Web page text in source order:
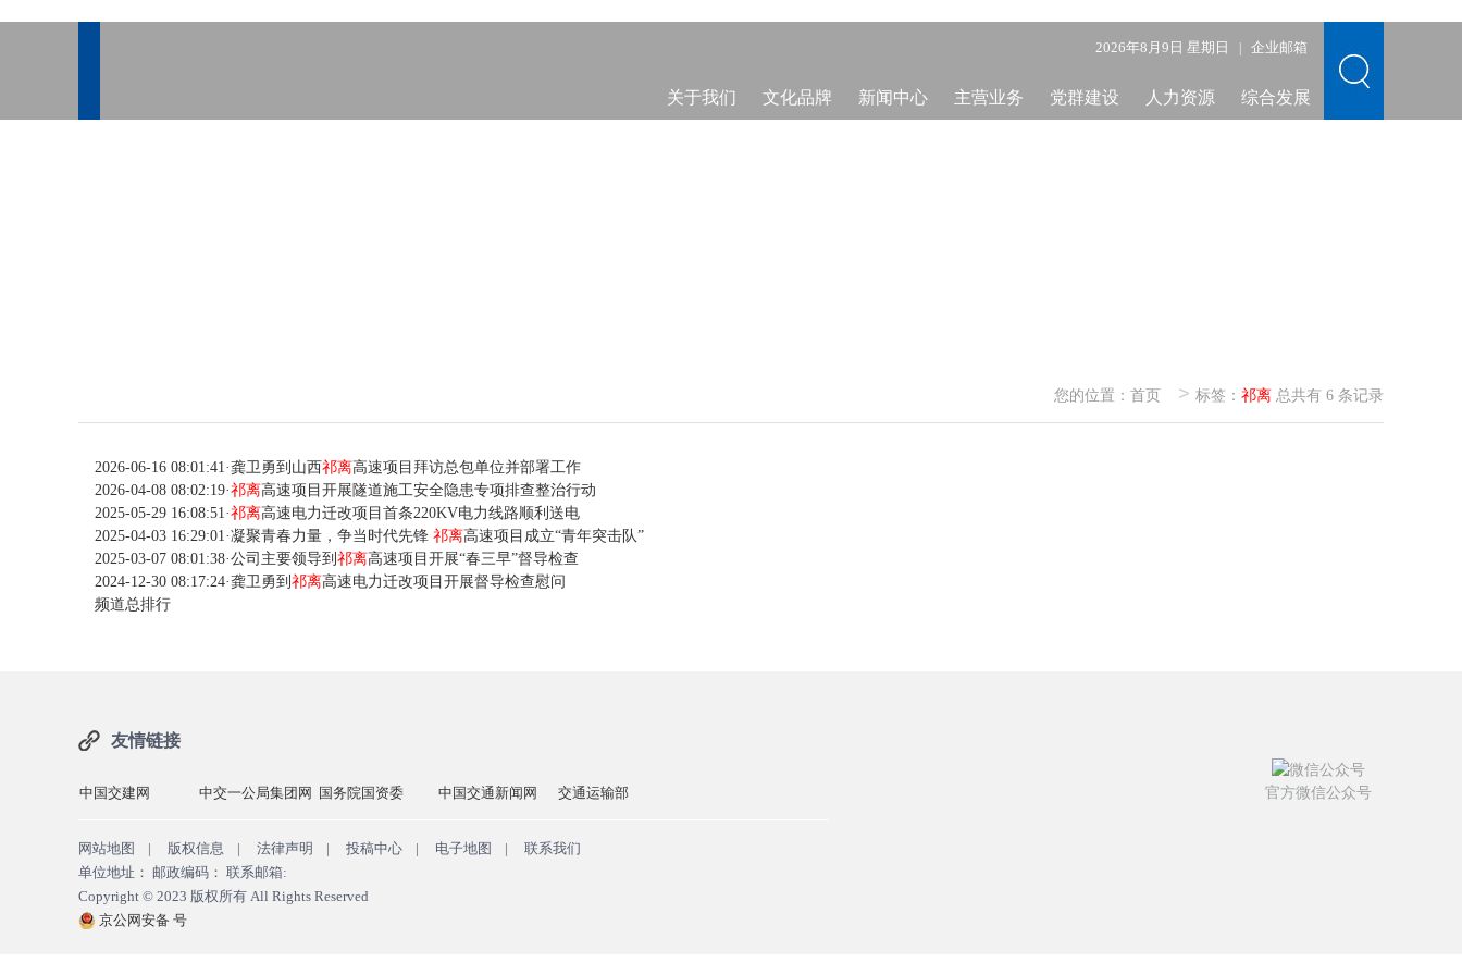
2026年8月9日 星期日 企业邮箱
关于我们 文化品牌 新闻中心 主营业务 党群建设 人力资源 综合发展
您的位置： 首页 > 标签： 祁离 总共有 6 条记录
2026-06-16 08:01:41·龚卫勇到山西祁离高速项目拜访总包单位并部署工作
2026-04-08 08:02:19·祁离高速项目开展隧道施工安全隐患专项排查整治行动
2025-05-29 16:08:51·祁离高速电力迁改项目首条220KV电力线路顺利送电
2025-04-03 16:29:01·凝聚青春力量，争当时代先锋 祁离高速项目成立“青年突击队”
2025-03-07 08:01:38·公司主要领导到 祁离高速项目开展“春三早”督导检查
2024-12-30 08:17:24·龚卫勇到 祁离高速电力迁改项目开展督导检查慰问
频道总排行
友情链接
中国交建网 中交一公局集团网 国务院国资委 中国交通新闻网 交通运输部
网站地图 | 版权信息 | 法律声明 | 投稿中心 | 电子地图 |
联系我们
单位地址： 邮政编码： 联系邮箱:
Copyright © 2023 版权所有 All Rights Reserved
京公网安备 号
官方微信公众号